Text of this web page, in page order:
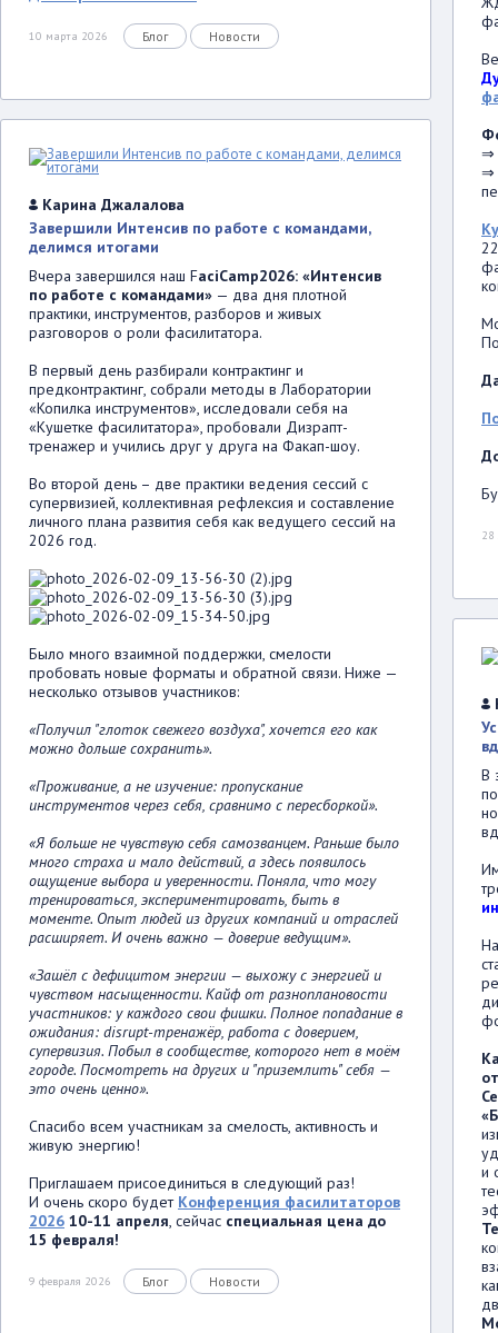
10 марта 2026 Блог Новости
Карина Джалалова
Завершили Интенсив по работе с командами,
делимся итогами
Вчера завершился наш FaciCamp2026: «Интенсив
по работе с командами» — два дня плотной
практики, инструментов, разборов и живых
разговоров о роли фасилитатора.
В первый день разбирали контрактинг и
предконтрактинг, собрали методы в Лаборатории
«Копилка инструментов», исследовали себя на
«Кушетке фасилитатора», пробовали Дизрапт-
тренажер и учились друг у друга на Факап-шоу.
Во второй день – две практики ведения сессий с
супервизией, коллективная рефлексия и составление
личного плана развития себя как ведущего сессий на
2026 год.
Было много взаимной поддержки, смелости
пробовать новые форматы и обратной связи. Ниже —
несколько отзывов участников:
«Получил "глоток свежего воздуха", хочется его как
можно дольше сохранить».
«Проживание, а не изучение: пропускание
инструментов через себя, сравнимо с пересборкой».
«Я больше не чувствую себя самозванцем. Раньше было
много страха и мало действий, а здесь появилось
ощущение выбора и уверенности. Поняла, что могу
тренироваться, экспериментировать, быть в
моменте. Опыт людей из других компаний и отраслей
расширяет. И очень важно — доверие ведущим».
«Зашёл с дефицитом энергии — выхожу с энергией и
чувством насыщенности. Кайф от разноплановости
участников: у каждого свои фишки. Полное попадание в
ожидания: disrupt-тренажёр, работа с доверием,
супервизия. Побыл в сообществе, которого нет в моём
городе. Посмотреть на других и "приземлить" себя —
это очень ценно».
Спасибо всем участникам за смелость, активность и
живую энергию!
Приглашаем присоединиться в следующий раз!
И очень скоро будет Конференция фасилитаторов
2026 10-11 апреля, сейчас специальная цена до
15 февраля!
9 февраля 2026 Блог Новости
⇒
⇒
28
В
и